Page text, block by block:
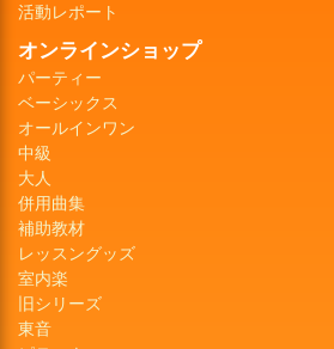
活動レポート
オンラインショップ
パーティー
ベーシックス
オールインワン
中級
大人
併用曲集
補助教材
レッスングッズ
室内楽
旧シリーズ
東音